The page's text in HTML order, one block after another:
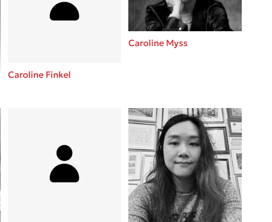
να διαβάσεις σε
για chicken BBQ pizza
Η ανάγκη μας για
σύγκρουση με τη
την τάση σου!
Caroline Finkel
Caroline Myss